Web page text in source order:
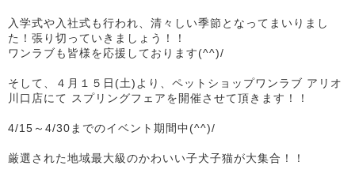
入学式や入社式も行われ、清々しい季節となってまいりまし
た！張り切っていきましょう！！
ワンラブも皆様を応援しております(^^)/
そして、４月１５日(土)より、ペットショップワンラブ アリオ
川口店にて スプリングフェアを開催させて頂きます！！
4/15～4/30までのイベント期間中(^^)/
厳選された地域最大級のかわいい子犬子猫が大集合！！